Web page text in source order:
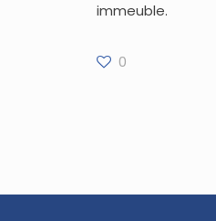
immeuble.
0